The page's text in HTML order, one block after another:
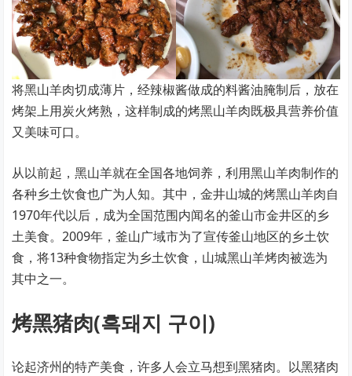
将黑山羊肉切成薄片，经辣椒酱做成的料酱油腌制后，放在
烤架上用炭火烤熟，这样制成的烤黑山羊肉既极具营养价值
又美味可口。
从以前起，黑山羊就在全国各地饲养，利用黑山羊肉制作的
各种乡土饮食也广为人知。其中，金井山城的烤黑山羊肉自
1970年代以后，成为全国范围内闻名的釜山市金井区的乡
土美食。2009年，釜山广域市为了宣传釜山地区的乡土饮
食，将13种食物指定为乡土饮食，山城黑山羊烤肉被选为
其中之一。
烤黑猪肉(흑돼지 구이)
论起济州的特产美食，许多人会立马想到黑猪肉。以黑猪肉